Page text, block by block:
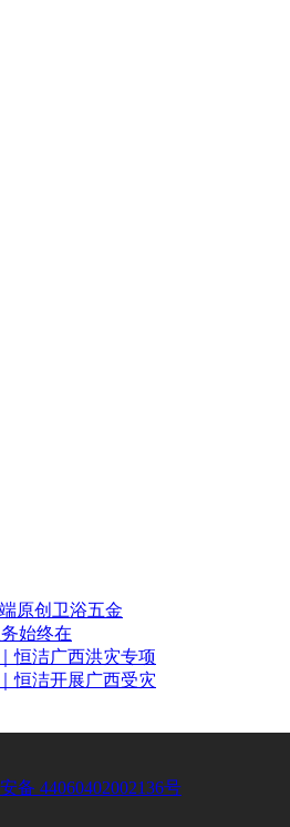
原创卫浴五金
始终在
恒洁广西洪灾专项
恒洁开展广西受灾
备 44060402002136号